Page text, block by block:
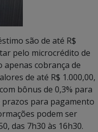
são de até R$
pelo microcrédito de
apenas cobrança de
de até R$ 1.000,00,
bônus de 0,3% para
para pagamento
podem ser
das 7h30 às 16h30.